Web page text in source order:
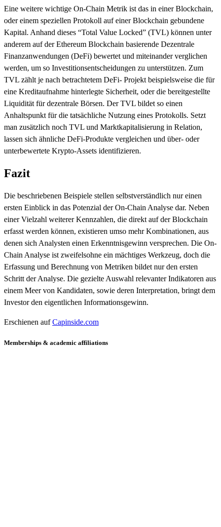
Eine weitere wichtige On-Chain Metrik ist das in einer Blockchain,
oder einem speziellen Protokoll auf einer Blockchain gebundene
Kapital. Anhand dieses “Total Value Locked” (TVL) können unter
anderem auf der Ethereum Blockchain basierende Dezentrale
Finanzanwendungen (DeFi) bewertet und miteinander verglichen
werden, um so Investitionsentscheidungen zu unterstützen. Zum
TVL zählt je nach betrachtetem DeFi- Projekt beispielsweise die für
eine Kreditaufnahme hinterlegte Sicherheit, oder die bereitgestellte
Liquidität für dezentrale Börsen. Der TVL bildet so einen
Anhaltspunkt für die tatsächliche Nutzung eines Protokolls. Setzt
man zusätzlich noch TVL und Marktkapitalisierung in Relation,
lassen sich ähnliche DeFi-Produkte vergleichen und über- oder
unterbewertete Krypto-Assets identifizieren.
Fazit
Die beschriebenen Beispiele stellen selbstverständlich nur einen
ersten Einblick in das Potenzial der On-Chain Analyse dar. Neben
einer Vielzahl weiterer Kennzahlen, die direkt auf der Blockchain
erfasst werden können, existieren umso mehr Kombinationen, aus
denen sich Analysten einen Erkenntnisgewinn versprechen. Die On-
Chain Analyse ist zweifelsohne ein mächtiges Werkzeug, doch die
Erfassung und Berechnung von Metriken bildet nur den ersten
Schritt der Analyse. Die gezielte Auswahl relevanter Indikatoren aus
einem Meer von Kandidaten, sowie deren Interpretation, bringt dem
Investor den eigentlichen Informationsgewinn.
Erschienen aufCapinside.com
Memberships & academic affiliations